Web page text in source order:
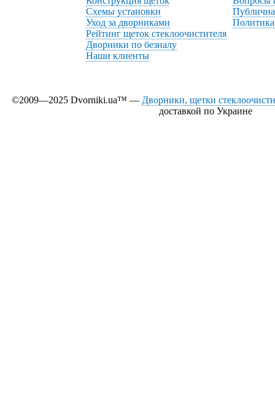
Схемы установки
Уход за дворниками
Рейтинг щеток стеклоочистителя
Дворники по безналу
Наши клиенты
©2009—2025 Dvorniki.ua™ — Дворники, щетки
доставкой по Украине